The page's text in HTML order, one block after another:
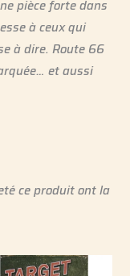
pièce forte dans
à ceux qui
à dire. Route 66
et aussi
ce produit ont la